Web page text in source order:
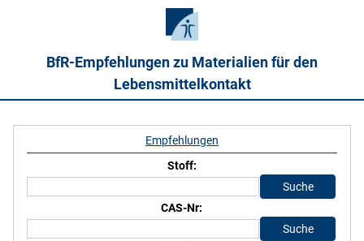
BfR-Empfehlungen zu Materialien für den
Lebensmittelkontakt
Empfehlungen
Stoff:
CAS-Nr: